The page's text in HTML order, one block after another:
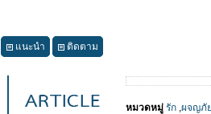
แนะนำ ติดตาม
หมวดหมู่ รัก ,ผจญภัย